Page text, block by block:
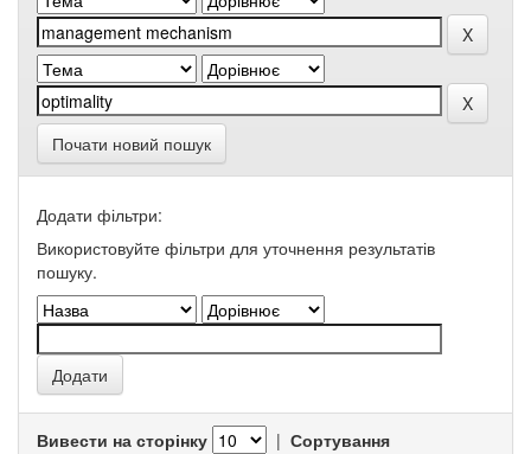
Почати новий пошук
Додати фільтри:
Використовуйте фільтри для уточнення результатів
пошуку.
Вивести на сторінку | Сортування